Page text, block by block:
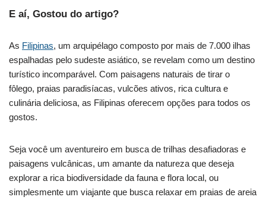
E aí, Gostou do artigo?
As Filipinas, um arquipélago composto por mais de 7.000 ilhas
espalhadas pelo sudeste asiático, se revelam como um destino
turístico incomparável. Com paisagens naturais de tirar o
fôlego, praias paradisíacas, vulcões ativos, rica cultura e
culinária deliciosa, as Filipinas oferecem opções para todos os
gostos.
Seja você um aventureiro em busca de trilhas desafiadoras e
paisagens vulcânicas, um amante da natureza que deseja
explorar a rica biodiversidade da fauna e flora local, ou
simplesmente um viajante que busca relaxar em praias de areia